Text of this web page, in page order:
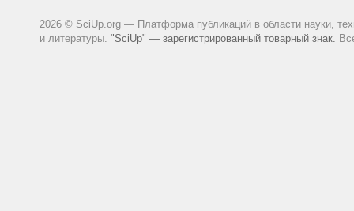
2026 © SciUp.org — Платформа публикаций в области науки,
и литературы. "SciUp" — зарегистрированный товарный знак.